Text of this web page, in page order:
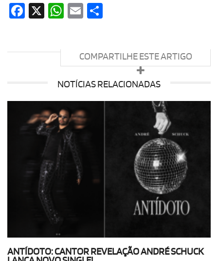
Facebook
X WhatsApp
Email
COMPARTILHE ESTE ARTIGO
NOTÍCIAS RELACIONADAS
ANTÍDOTO: CANTOR REVELAÇÃO ANDRÉ SCHUCK